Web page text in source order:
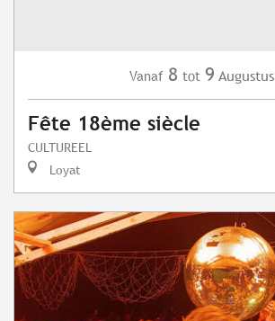
Vanaf 8 tot 9 Augustus
Fête 18ème siècle
CULTUREEL
Loyat